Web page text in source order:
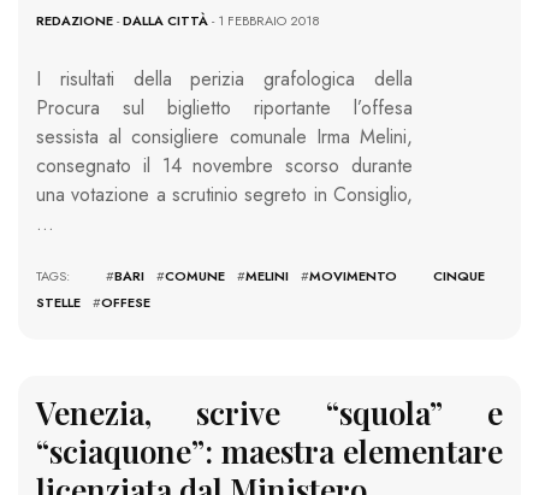
REDAZIONE-DALLA CITTÀ- 1 FEBBRAIO 2018
I risultati della perizia grafologica della
Procura sul biglietto riportante l’offesa
sessista al consigliere comunale Irma Melini,
consegnato il 14 novembre scorso durante
una votazione a scrutinio segreto in Consiglio,
…
TAGS: #BARI #COMUNE #MELINI #MOVIMENTO CINQUE
STELLE
#OFFESE
Venezia, scrive “squola” e
“sciaquone”: maestra elementare